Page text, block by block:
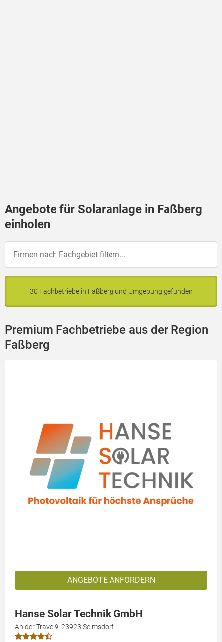
Angebote für Solaranlage in Faßberg
einholen
30 Fachbetriebe in Faßberg und Umgebung gefunden
Premium Fachbetriebe aus der Region
Faßberg
ANGEBOTE ANFORDERN
Hanse Solar Technik GmbH
An der Trave 9, 23923 Selmsdorf